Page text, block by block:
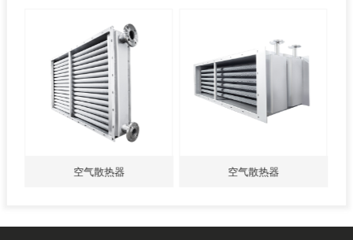
空气散热器 空气散热器